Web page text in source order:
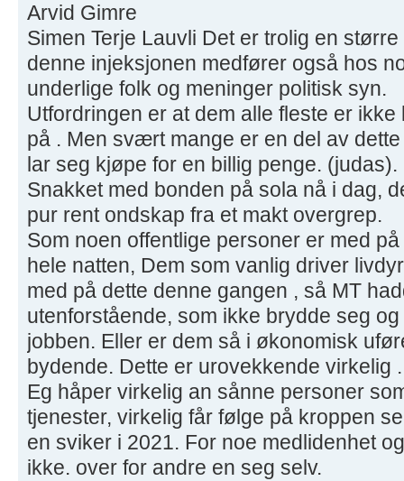
Arvid Gimre
Simen Terje Lauvli Det er trolig en
denne injeksjonen medfører også hos
underlige folk og meninger politisk syn.
Utfordringen er at dem alle fleste er
på . Men svært mange er en del av
lar seg kjøpe for en billig penge. (judas).
Snakket med bonden på sola nå i dag,
pur rent ondskap fra et makt overgrep.
Som noen offentlige personer er med
hele natten, Dem som vanlig driver
med på dette denne gangen , så MT
utenforstående, som ikke brydde seg
jobben. Eller er dem så i økonomisk
bydende. Dette er urovekkende virkelig .
Eg håper virkelig an sånne personer
tjenester, virkelig får følge på kroppen
en sviker i 2021. For noe medlidenhet
ikke. over for andre en seg selv.